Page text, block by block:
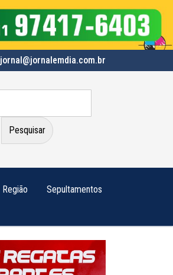
jornal@jornalemdia.com.br
Região Sepultamentos